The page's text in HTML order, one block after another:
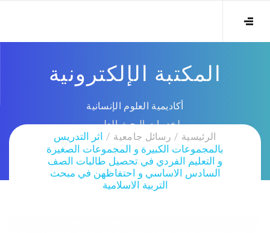
المكتبة الإلكترونية
أكاديمية العلوم الإنسانية
لخدمات البحث العلمي
الرئيسية
رسائل جامعية
اثر التدريس
بالمجموعات الكبيرة و المجموعات الصغيرة
و التعليم الفردي في تحصيل طالبات الصف
السادس الاساسي و احتفاظهن في مبحث
التربية الاسلامية